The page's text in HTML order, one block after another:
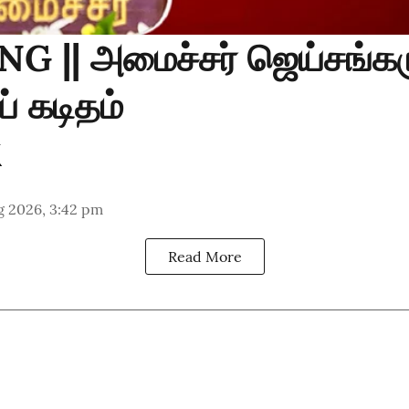
|| அமைச்சர்
கடிதம்
2026, 3:42 pm
Read More